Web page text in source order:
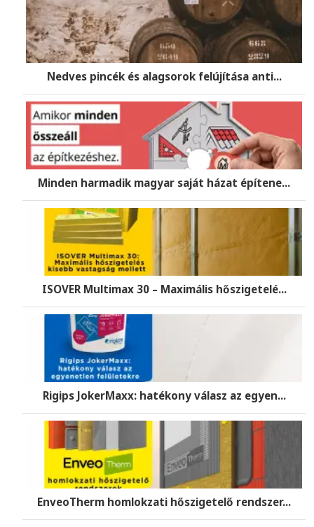
Nedves pincék és alagsorok felújítása anti...
Minden harmadik magyar saját házat építene...
ISOVER Multimax 30 – Maximális hőszigetelé...
Rigips JokerMaxx: hatékony válasz az egyen...
EnveoTherm homlokzati hőszigetelő rendszer...